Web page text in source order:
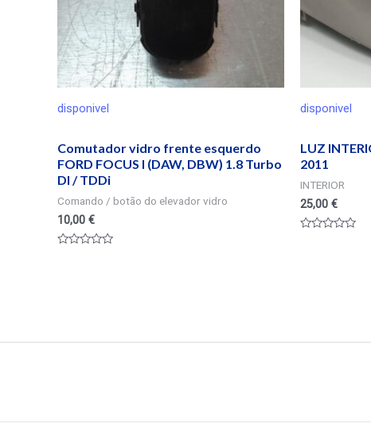
disponivel
Comutador vidro frente esquerdo
FORD FOCUS I (DAW, DBW) 1.8 Turbo
DI / TDDi
Comando / botão do elevador vidro
10,00 €
disponivel
LUZ
2011
INTERIOR
25,00 €